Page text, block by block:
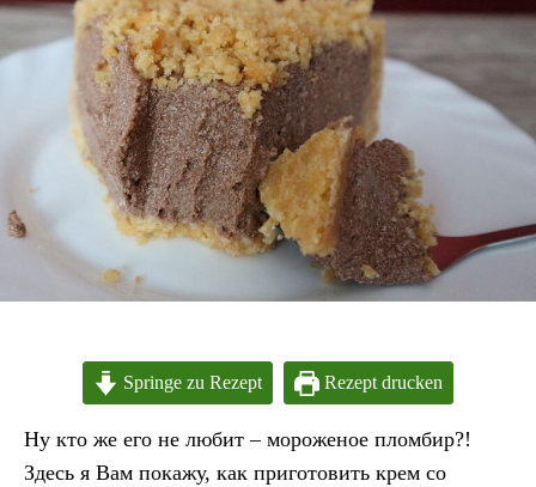
Springe zu Rezept Rezept drucken
Ну кто же его не любит – мороженое пломбир?!
Здесь я Вам покажу, как приготовить крем со